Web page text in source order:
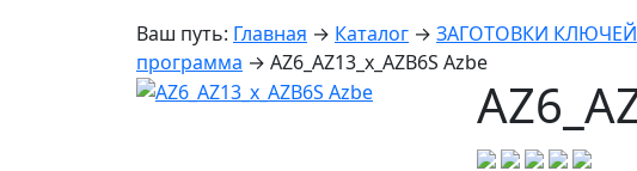
Ваш путь: Главная → Каталог → ЗАГОТОВКИ КЛЮЧЕЙ
программа → AZ6_AZ13_x_AZB6S Azbe